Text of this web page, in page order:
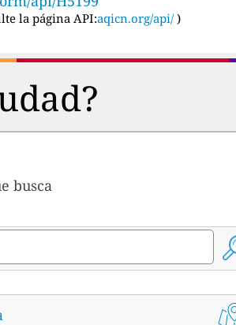
la página API:aqicn.org/api/ )
busca